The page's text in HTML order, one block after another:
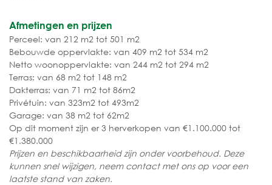
Afmetingen en prijzen
Perceel: van 212 m2 tot 501 m2
Bebouwde oppervlakte: van 409 m2 tot 534 m2
Netto woonoppervlakte: van 244 m2 tot 294 m2
Terras: van 68 m2 tot 148 m2
Dakterras: van 71 m2 tot 86m2
Privétuin: van 323m2 tot 493m2
Garage: van 38 m2 tot 62m2
Op dit moment zijn er 3 herverkopen van €1.100.000 tot
€1.380.000
Prijzen en beschikbaarheid zijn onder voorbehoud. Deze
kunnen snel wijzigen, neem contact met ons op voor een
laatste stand van zaken.